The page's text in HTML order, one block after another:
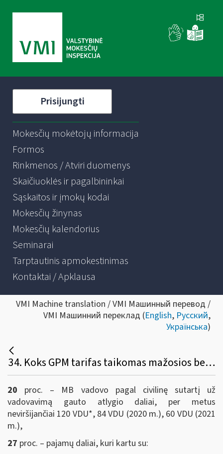
Prisijungti
Mokesčių mokėtojų informacija
Formos
Rinkmenos / Atviri duomenys
Skaičiuoklės ir pagalbininkai
Sąskaitos ir įmokų kodai
Mokesčių žinynas
Mokesčių kalendorius
Seminarai
Tarptautinis apmokestinimas
Kontaktai / Apklausa
VMI Machine translation / VMI Машинный перевод /
VMI Машинний переклад (English, Русский,
Українська)
34. Koks GPM tarifas taikomas mažosios bendrijos (MB) vadovo (ne MB nario) už vadovavimą išmokamam atlygiui?
20 proc. – MB vadovo pagal civilinę sutartį už
vadovavimą gauto atlygio daliai, per metus
neviršijančiai 120 VDU*, 84 VDU (2020 m.), 60 VDU (2021
m.),
27 proc. – pajamų daliai, kuri kartu su: